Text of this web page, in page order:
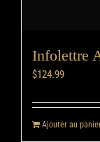
Infolettre
$124.99
Ajouter au